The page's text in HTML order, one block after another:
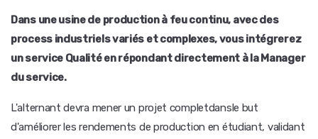
Dans une usine de production à feu continu, avec des
process industriels variés et complexes, vous intégrerez
un service Qualité en répondant directement à la Manager
du service.
L'alternant devra mener un projet completdansle but
d'améliorer les rendements de production en étudiant, validant